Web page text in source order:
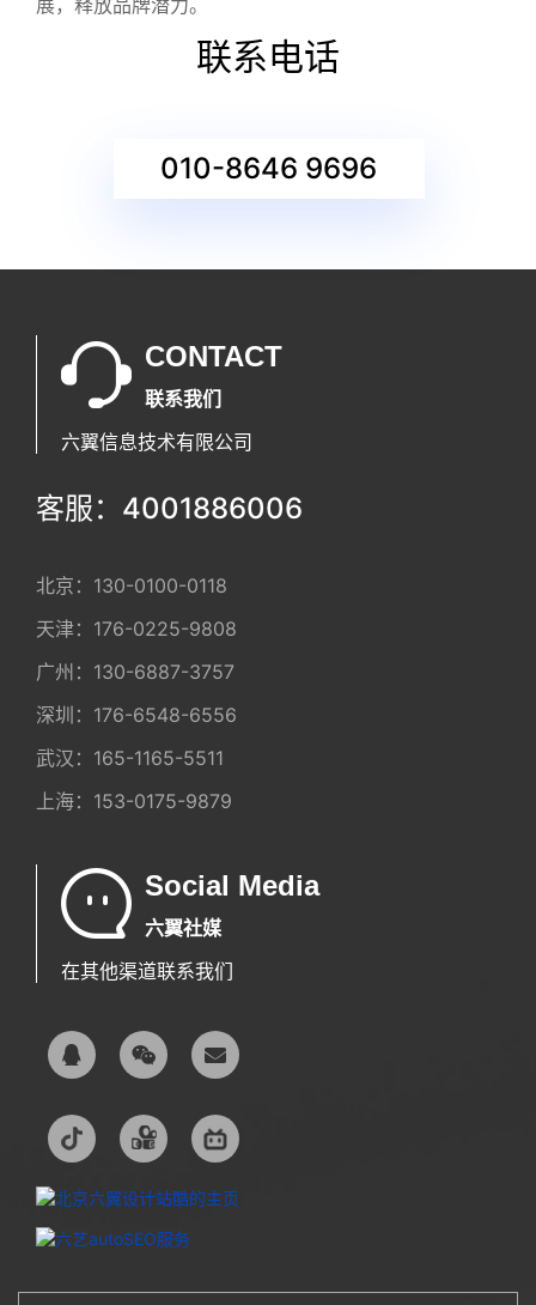
展，释放品牌潜力。
联系电话
010-8646 9696
CONTACT
联系我们
六翼信息技术有限公司
客服：4001886006
北京： 130-0100-0118
天津： 176-0225-9808
广州： 130-6887-3757
深圳： 176-6548-6556
武汉： 165-1165-5511
上海： 153-0175-9879
Social Media
六翼社媒
在其他渠道联系我们